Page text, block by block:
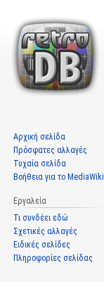
Αρχική σελίδα
Πρόσφατες αλλαγές
Τυχαία σελίδα
Βοήθεια για το MediaWiki
Εργαλεία
Τι συνδέει εδώ
Σχετικές αλλαγές
Ειδικές σελίδες
Πληροφορίες σελίδας